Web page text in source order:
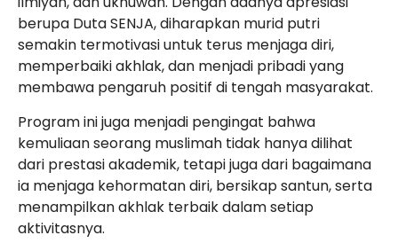
berupa Duta SENJA, diharapkan murid putri
semakin termotivasi untuk terus menjaga diri,
memperbaiki akhlak, dan menjadi pribadi yang
membawa pengaruh positif di tengah masyarakat.
Program ini juga menjadi pengingat bahwa
kemuliaan seorang muslimah tidak hanya dilihat
dari prestasi akademik, tetapi juga dari bagaimana
ia menjaga kehormatan diri, bersikap santun, serta
menampilkan akhlak terbaik dalam setiap
aktivitasnya.